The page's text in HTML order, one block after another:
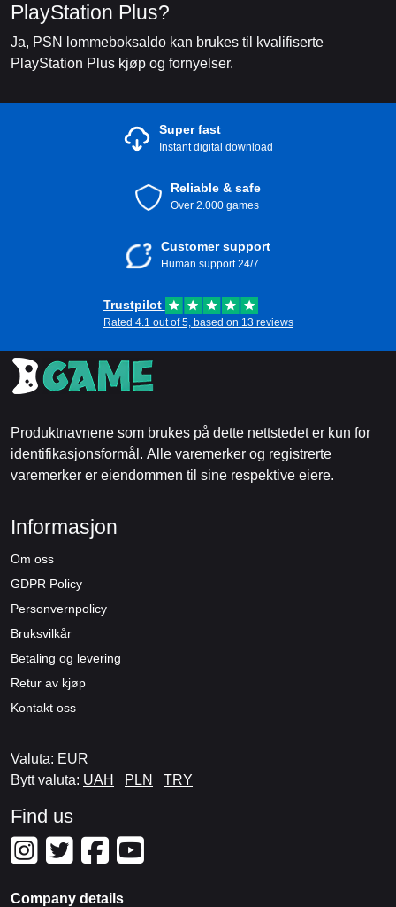
PlayStation Plus?
Ja, PSN lommeboksaldo kan brukes til kvalifiserte
PlayStation Plus kjøp og fornyelser.
Super fast
Instant digital download
Reliable & safe
Over 2.000 games
Customer support
Human support 24/7
Trustpilot
Rated 4.1 out of 5, based on 13 reviews
Produktnavnene som brukes på dette nettstedet er kun for
identifikasjonsformål. Alle varemerker og registrerte
varemerker er eiendommen til sine respektive eiere.
Informasjon
Om oss
GDPR Policy
Personvernpolicy
Bruksvilkår
Betaling og levering
Retur av kjøp
Kontakt oss
Valuta: EUR
Bytt valuta: UAH PLN TRY
Find us
Company details